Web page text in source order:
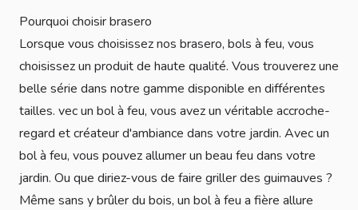
Pourquoi choisir brasero
Lorsque vous choisissez nos brasero, bols à feu, vous
choisissez un produit de haute qualité. Vous trouverez une
belle série dans notre gamme disponible en différentes
tailles. vec un bol à feu, vous avez un véritable accroche-
regard et créateur d'ambiance dans votre jardin. Avec un
bol à feu, vous pouvez allumer un beau feu dans votre
jardin. Ou que diriez-vous de faire griller des guimauves ?
Même sans y brûler du bois, un bol à feu a fière allure